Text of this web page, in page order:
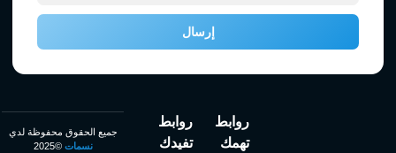
روابط
تهمك
روابط
تفيدك
جميع الحقوق محفوظة لدي
نسمات©2025
إرسال